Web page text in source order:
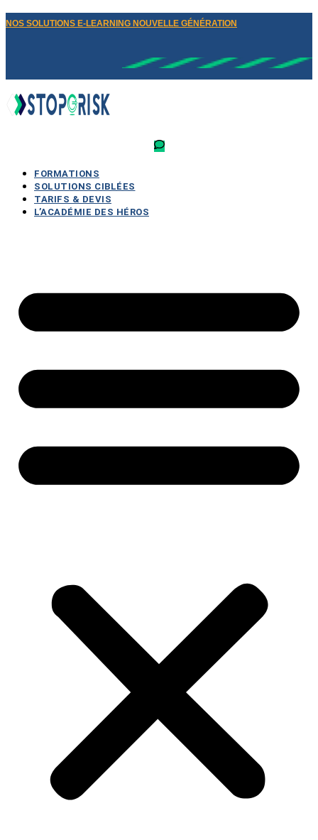
NOS SOLUTIONS E-LEARNING NOUVELLE GÉNÉRATION
FORMATIONS
SOLUTIONS CIBLÉES
TARIFS & DEVIS
L’ACADÉMIE DES HÉROS